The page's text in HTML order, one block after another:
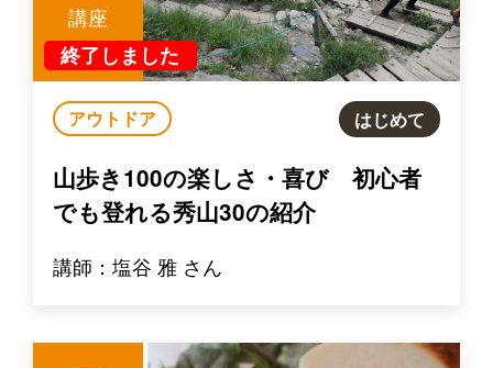
終了しました
講座
アウトドア はじめて
山歩き100の楽しさ・喜び 初心者
でも登れる秀山30の紹介
講師：塩谷 雅 さん